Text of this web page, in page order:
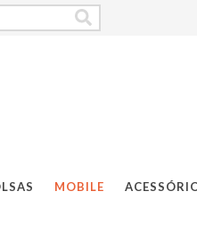
MOBILE